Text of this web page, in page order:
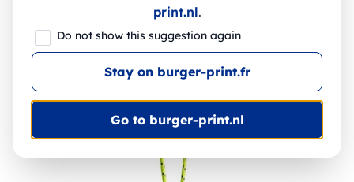
print.nl.
Do not show this suggestion again
Stay on burger-print.fr
Go to burger-print.nl
Lanière NAUTIC Long Set II. Modèles
standards - 14000 - Stricker